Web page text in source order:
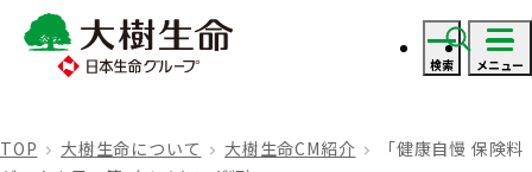
検索 メニュー
TOP 大樹生命について 大樹生命CM紹介
「健康自慢 保険料